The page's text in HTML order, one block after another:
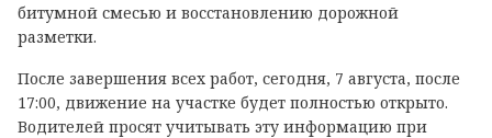
битумной смесью и восстановлению дорожной
разметки.
После завершения всех работ, сегодня, 7 августа, после
17:00, движение на участке будет полностью открыто.
Водителей просят учитывать эту информацию при